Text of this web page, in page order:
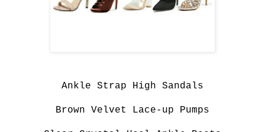
Ankle Strap High Sandals
Brown Velvet Lace-up Pumps